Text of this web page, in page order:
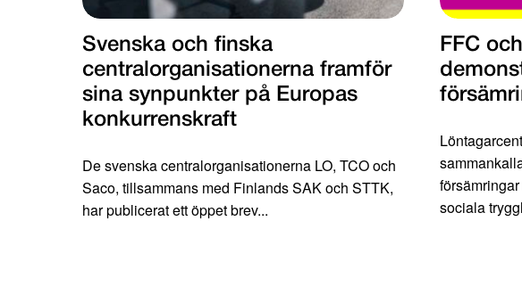
Svenska och finska
centralorganisationerna framför
sina synpunkter på Europas
konkurrenskraft
De svenska centralorganisationerna LO, TCO och
Saco, tillsammans med Finlands SAK och STTK,
har publicerat ett öppet brev...
FFC
sociala